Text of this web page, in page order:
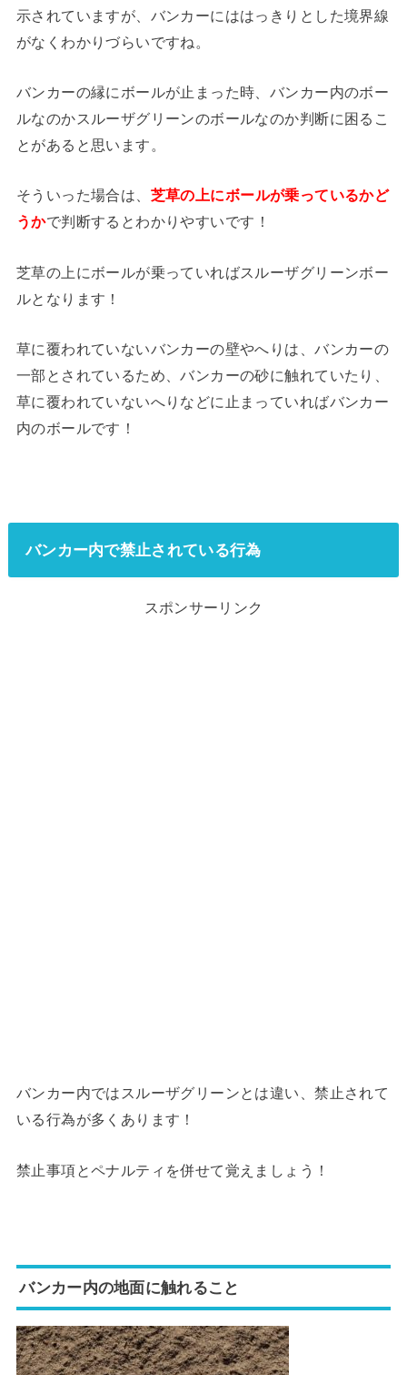
示されていますが、バンカーにははっきりとした境界線
がなくわかりづらいですね。
バンカーの縁にボールが止まった時、バンカー内のボー
ルなのかスルーザグリーンのボールなのか判断に困るこ
とがあると思います。
そういった場合は、 芝草の上にボールが乗っているかど
うかで判断するとわかりやすいです！
芝草の上にボールが乗っていればスルーザグリーンボー
ルとなります！
草に覆われていないバンカーの壁やへりは、バンカーの
一部とされているため、バンカーの砂に触れていたり、
草に覆われていないへりなどに止まっていればバンカー
内のボールです！
バンカー内で禁止されている行為
スポンサーリンク
バンカー内ではスルーザグリーンとは違い、禁止されて
いる行為が多くあります！
禁止事項とペナルティを併せて覚えましょう！
バンカー内の地面に触れること